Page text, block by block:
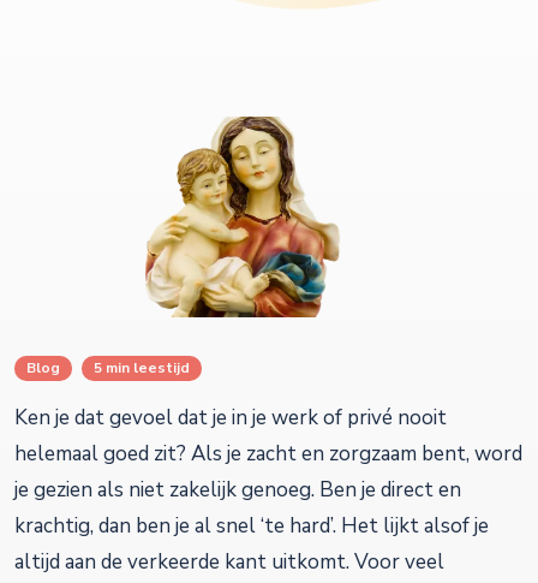
Blog 5 min leestijd
Ken je dat gevoel dat je in je werk of privé nooit
helemaal goed zit? Als je zacht en zorgzaam bent, word
je gezien als niet zakelijk genoeg. Ben je direct en
krachtig, dan ben je al snel ‘te hard’. Het lijkt alsof je
altijd aan de verkeerde kant uitkomt. Voor veel